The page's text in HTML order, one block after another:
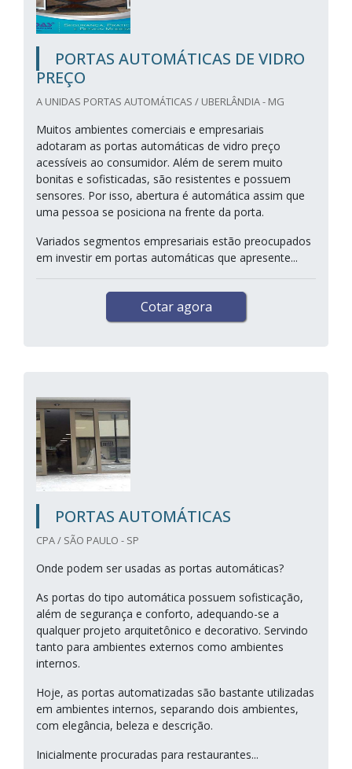
PORTAS AUTOMÁTICAS DE VIDRO
PREÇO
A UNIDAS PORTAS AUTOMÁTICAS / UBERLÂNDIA - MG
Muitos ambientes comerciais e empresariais
adotaram as portas automáticas de vidro preço
acessíveis ao consumidor. Além de serem muito
bonitas e sofisticadas, são resistentes e possuem
sensores. Por isso, abertura é automática assim que
uma pessoa se posiciona na frente da porta.
Variados segmentos empresariais estão preocupados
em investir em portas automáticas que apresente...
Cotar agora
PORTAS AUTOMÁTICAS
CPA / SÃO PAULO - SP
Onde podem ser usadas as portas automáticas?
As portas do tipo automática possuem sofisticação,
além de segurança e conforto, adequando-se a
qualquer projeto arquitetônico e decorativo. Servindo
tanto para ambientes externos como ambientes
internos.
Hoje, as portas automatizadas são bastante utilizadas
em ambientes internos, separando dois ambientes,
com elegância, beleza e descrição.
Inicialmente procuradas para restaurantes...